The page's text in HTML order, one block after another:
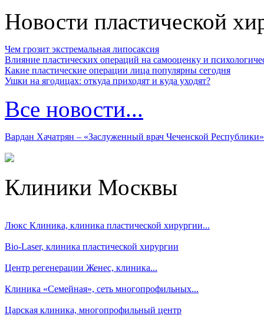
Новости пластической
Чем грозит экстремальная липосаксия
Влияние пластических операций на самооценку и
Какие пластические операции лица популярны сегодня
Ушки на ягодицах: откуда приходят и куда уходят?
Все новости...
Вардан Хачатрян – «Заслуженный врач Чеченской Республики»
Клиники Москвы
Люкс Клиника, клиника пластической хирургии...
Bio-Laser, клиника пластической хирургии
Центр регенерации Женес, клиника...
Клиника «Семейная», сеть многопрофильных...
Царская клиника, многопрофильный центр